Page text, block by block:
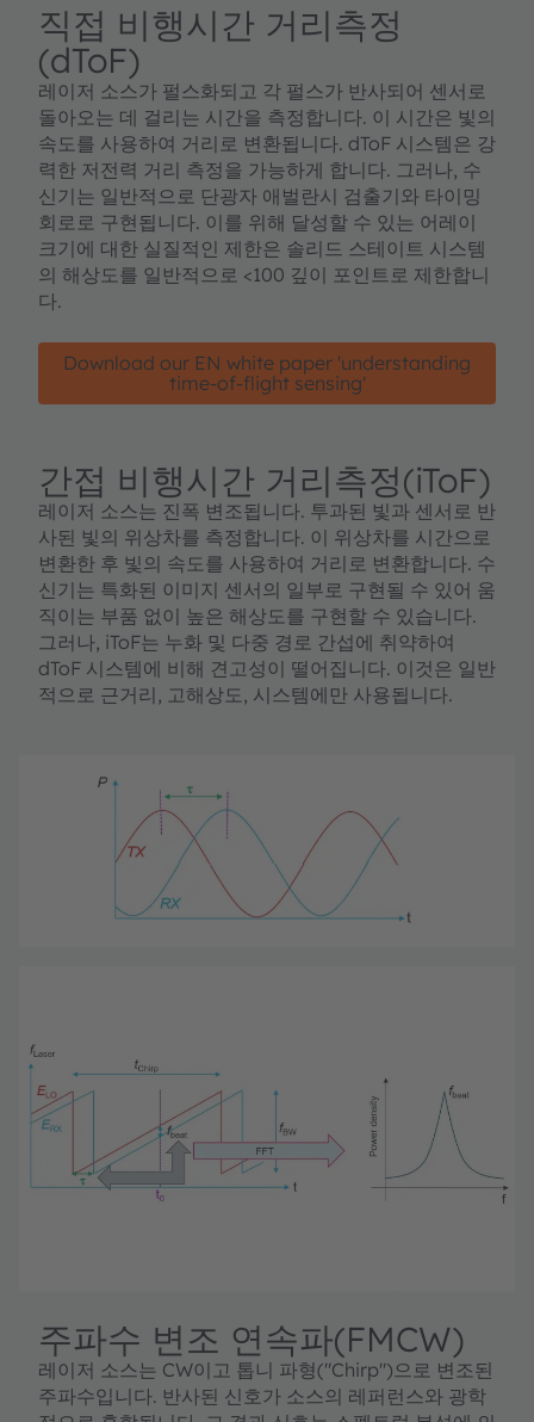
직접 비행시간 거리측정
(dToF)
레이저 소스가 펄스화되고 각 펄스가 반사되어 센서로
돌아오는 데 걸리는 시간을 측정합니다. 이 시간은 빛의
속도를 사용하여 거리로 변환됩니다. dToF 시스템은 강
력한 저전력 거리 측정을 가능하게 합니다. 그러나, 수
신기는 일반적으로 단광자 애벌란시 검출기와 타이밍
회로로 구현됩니다. 이를 위해 달성할 수 있는 어레이
크기에 대한 실질적인 제한은 솔리드 스테이트 시스템
의 해상도를 일반적으로 <100 깊이 포인트로 제한합니
다.
Download our EN white paper 'understanding
time-of-flight sensing'
간접 비행시간 거리측정(iToF)
레이저 소스는 진폭 변조됩니다. 투과된 빛과 센서로 반
사된 빛의 위상차를 측정합니다. 이 위상차를 시간으로
변환한 후 빛의 속도를 사용하여 거리로 변환합니다. 수
신기는 특화된 이미지 센서의 일부로 구현될 수 있어 움
직이는 부품 없이 높은 해상도를 구현할 수 있습니다.
그러나, iToF는 누화 및 다중 경로 간섭에 취약하여
dToF 시스템에 비해 견고성이 떨어집니다. 이것은 일반
적으로 근거리, 고해상도, 시스템에만 사용됩니다.
주파수 변조 연속파(FMCW)
레이저 소스는 CW이고 톱니 파형("Chirp")으로 변조된
주파수입니다. 반사된 신호가 소스의 레퍼런스와 광학